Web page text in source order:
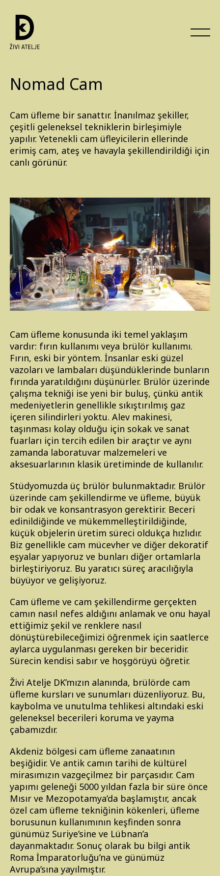
Nomad Cam
Cam üfleme bir sanattır. İnanılmaz şekiller,
çeşitli geleneksel tekniklerin birleşimiyle
yapılır. Yetenekli cam üfleyicilerin ellerinde
erimiş cam, ateş ve havayla şekillendirildiği için
canlı görünür.
Cam üfleme konusunda iki temel yaklaşım
vardır: fırın kullanımı veya brülör kullanımı.
Fırın, eski bir yöntem. İnsanlar eski güzel
vazoları ve lambaları düşündüklerinde bunların
fırında yaratıldığını düşünürler. Brülör üzerinde
çalışma tekniği ise yeni bir buluş, çünkü antik
medeniyetlerin genellikle sıkıştırılmış gaz
içeren silindirleri yoktu. Alev makinesi,
taşınması kolay olduğu için sokak ve sanat
fuarları için tercih edilen bir araçtır ve aynı
zamanda laboratuvar malzemeleri ve
aksesuarlarının klasik üretiminde de kullanılır.
Stüdyomuzda üç brülör bulunmaktadır. Brülör
üzerinde cam şekillendirme ve üfleme, büyük
bir odak ve konsantrasyon gerektirir. Beceri
edinildiğinde ve mükemmelleştirildiğinde,
küçük objelerin üretim süreci oldukça hızlıdır.
Biz genellikle cam mücevher ve diğer dekoratif
eşyalar yapıyoruz ve bunları diğer ortamlarla
birleştiriyoruz. Bu yaratıcı süreç aracılığıyla
büyüyor ve gelişiyoruz.
Cam üfleme ve cam şekillendirme gerçekten
camın nasıl nefes aldığını anlamak ve onu hayal
ettiğimiz şekil ve renklere nasıl
dönüştürebileceğimizi öğrenmek için saatlerce
aylarca uygulanması gereken bir beceridir.
Sürecin kendisi sabır ve hoşgörüyü öğretir.
Živi Atelje DK’mızın alanında, brülörde cam
üfleme kursları ve sunumları düzenliyoruz. Bu,
kaybolma ve unutulma tehlikesi altındaki eski
geleneksel becerileri koruma ve yayma
çabamızdır.
Akdeniz bölgesi cam üfleme zanaatının
beşiğidir. Ve antik camın tarihi de kültürel
mirasımızın vazgeçilmez bir parçasıdır. Cam
yapımı geleneği 5000 yıldan fazla bir süre önce
Mısır ve Mezopotamya’da başlamıştır, ancak
özel cam üfleme tekniğinin kökenleri, üfleme
borusunun kullanımının keşfinden sonra
günümüz Suriye’sine ve Lübnan’a
dayanmaktadır. Sonuç olarak bu bilgi antik
Roma İmparatorluğu’na ve günümüz
Avrupa’sına yayılmıştır.